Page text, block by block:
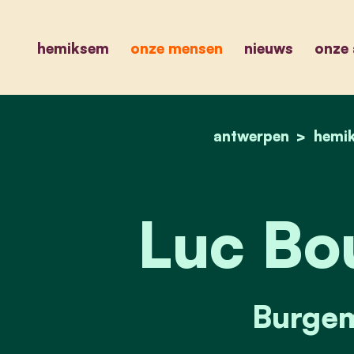
hemiksem onze mensen nieuws
antwerpen
Luc